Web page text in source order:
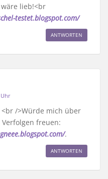
lieb!<br
testet.blogspot.com/
ANTWORTEN
Uhr
<br />Würde mich über
freuen:
.
ANTWORTEN